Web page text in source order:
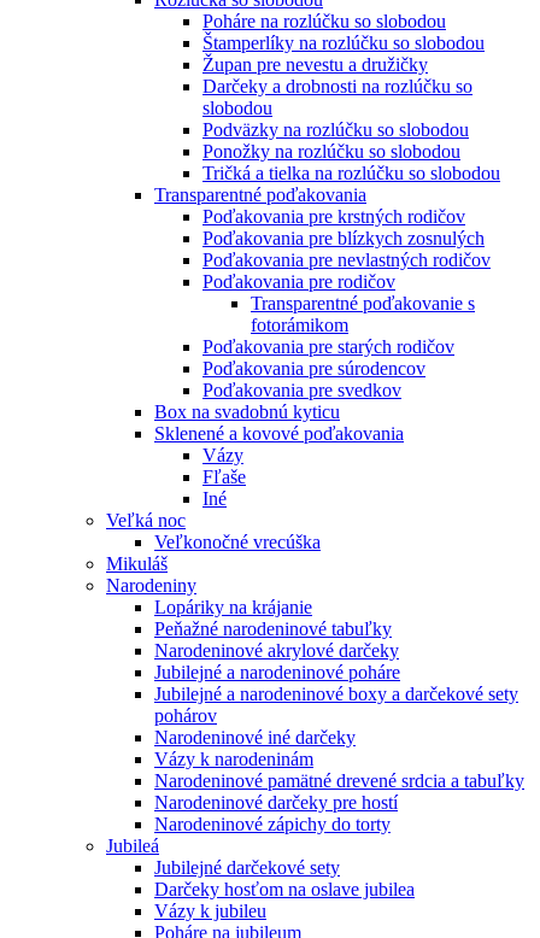
Poháre na rozlúčku so slobodou
Štamperlíky na rozlúčku so slobodou
Župan pre nevestu a družičky
Darčeky a drobnosti na rozlúčku so
slobodou
Podväzky na rozlúčku so slobodou
Ponožky na rozlúčku so slobodou
Tričká a tielka na rozlúčku so slobodou
Transparentné poďakovania
Poďakovania pre krstných rodičov
Poďakovania pre blízkych zosnulých
Poďakovania pre nevlastných rodičov
Poďakovania pre rodičov
Transparentné poďakovanie s
fotorámikom
Poďakovania pre starých rodičov
Poďakovania pre súrodencov
Poďakovania pre svedkov
Box na svadobnú kyticu
Sklenené a kovové poďakovania
Vázy
Fľaše
Iné
Veľká noc
Veľkonočné vrecúška
Mikuláš
Narodeniny
Lopáriky na krájanie
Peňažné narodeninové tabuľky
Narodeninové akrylové darčeky
Jubilejné a narodeninové poháre
Jubilejné a narodeninové boxy a darčekové sety
pohárov
Narodeninové iné darčeky
Vázy k narodeninám
Narodeninové pamätné drevené srdcia a tabuľky
Narodeninové darčeky pre hostí
Narodeninové zápichy do torty
Jubileá
Jubilejné darčekové sety
Darčeky hosťom na oslave jubilea
Vázy k jubileu
Poháre na jubileum